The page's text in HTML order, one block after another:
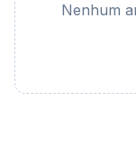
Nenhum